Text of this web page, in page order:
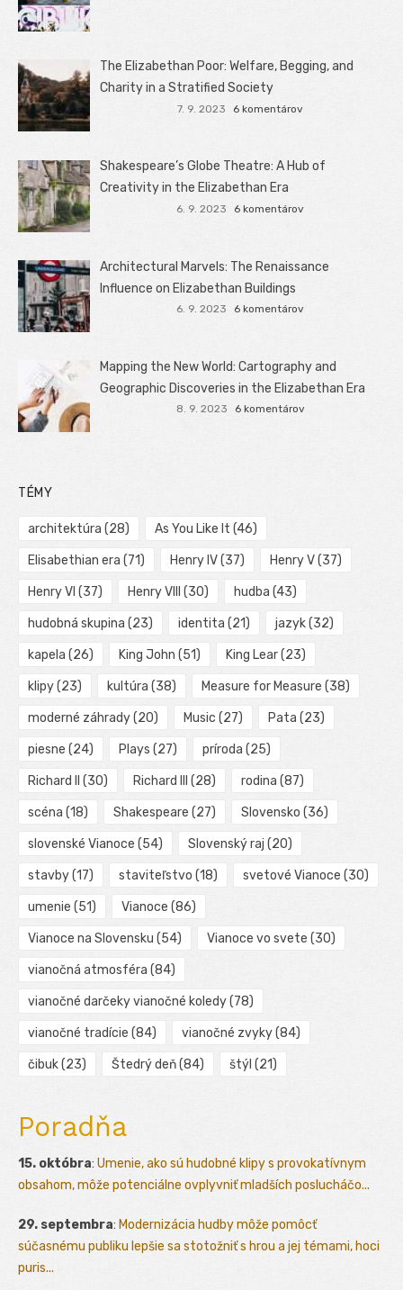
The Elizabethan Poor: Welfare, Begging, and
Charity in a Stratified Society
7. 9. 2023 6 komentárov
Shakespeare’s Globe Theatre: A Hub of
Creativity in the Elizabethan Era
6. 9. 2023 6 komentárov
Architectural Marvels: The Renaissance
Influence on Elizabethan Buildings
6. 9. 2023 6 komentárov
Mapping the New World: Cartography and
Geographic Discoveries in the Elizabethan Era
8. 9. 2023 6 komentárov
TÉMY
architektúra (28) As You Like It (46)
Elisabethian era (71) Henry IV(37) Henry V(37)
Henry VI (37) Henry VIII (30) hudba (43)
hudobná skupina (23) identita (21) jazyk(32)
kapela (26) King John (51) King Lear(23)
klipy(23) kultúra (38) Measure for Measure (38)
moderné záhrady(20) Music (27) Pata (23)
piesne (24) Plays (27) príroda (25)
Richard II (30) Richard III (28) rodina (87)
scéna (18) Shakespeare (27) Slovensko (36)
slovenské Vianoce (54) Slovenský raj (20)
stavby(17) staviteľstvo (18) svetové Vianoce (30)
umenie (51) Vianoce (86)
Vianoce na Slovensku (54) Vianoce vo svete (30)
vianočná atmosféra (84)
vianočné darčeky vianočné koledy(78)
vianočné tradície (84) vianočné zvyky(84)
čibuk(23) Štedrý deň(84) štýl (21)
Poradňa
15. októbra: Umenie, ako sú hudobné klipy s provokatívnym
obsahom, môže potenciálne ovplyvniť mladších poslucháčo...
29. septembra: Modernizácia hudby môže pomôcť
súčasnému publiku lepšie sa stotožniť s hrou a jej témami, hoci
puris...